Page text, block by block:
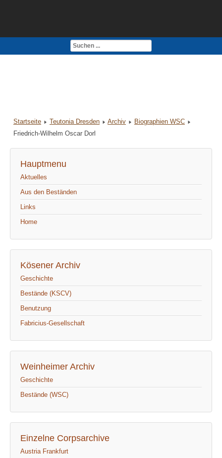
Impressum
Startseite Teutonia Dresden Archiv
Biographien WSC
Friedrich-Wilhelm Oscar Dorl
Hauptmenu
Aktuelles
Aus den Beständen
Links
Home
Kösener Archiv
Geschichte
Bestände (KSCV)
Benutzung
Fabricius-Gesellschaft
Weinheimer Archiv
Geschichte
Bestände (WSC)
Einzelne Corpsarchive
Austria Frankfurt